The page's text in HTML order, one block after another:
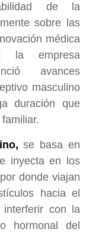
de la
sobre las
médica
la empresa
avances
masculino
duración que
se basa en
inyecta en los
donde viajan
hacia el
con la
hormonal del